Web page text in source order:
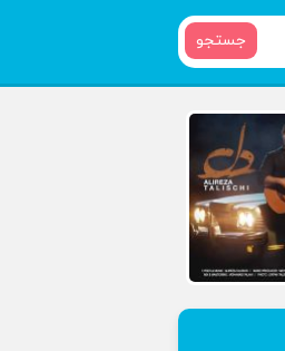
جستجو